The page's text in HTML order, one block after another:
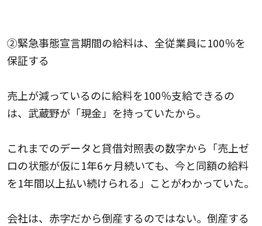
②緊急事態宣言期間の給料は、全従業員に100％を
保証する
売上が減っているのに給料を100％支給できるの
は、武蔵野が「現金」を持っていたから。
これまでのデータと貸借対照表の数字から「売上ゼ
ロの状態が仮に1年6ヶ月続いても、今と同額の給料
を1年間以上払い続けられる」ことがわかっていた。
会社は、赤字だから倒産するのではない。倒産する